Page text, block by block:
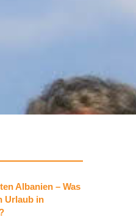
Albanien – Was
Urlaub in